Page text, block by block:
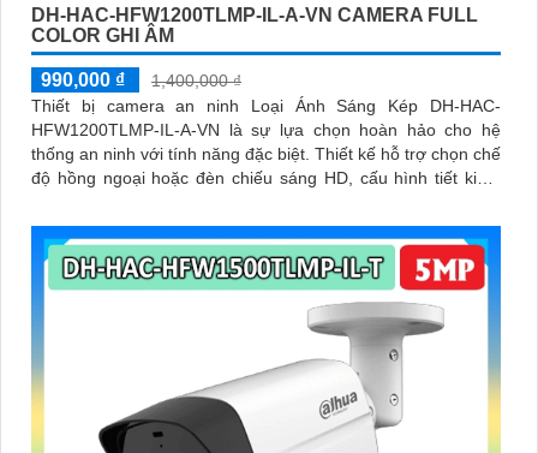
DH-HAC-HFW1200TLMP-IL-A-VN CAMERA FULL
COLOR GHI ÂM
990,000 ₫
1,400,000 ₫
Thiết bị camera an ninh Loại Ánh Sáng Kép DH-HAC-
HFW1200TLMP-IL-A-VN là sự lựa chọn hoàn hảo cho hệ
thống an ninh với tính năng đặc biệt. Thiết kế hỗ trợ chọn chế
độ hồng ngoại hoặc đèn chiếu sáng HD, cấu hình tiết kiệm